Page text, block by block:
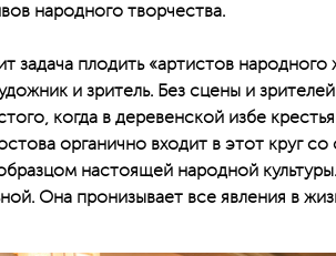
народного творчества.
задача плодить «артистов
и зритель. Без сцены и
когда в деревенской избе
органично входит в этот круг
настоящей народной
Она пронизывает все явления в